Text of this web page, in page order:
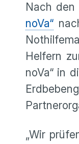
Nach den
noVa“
Helfern
noVa“ in
„Wir